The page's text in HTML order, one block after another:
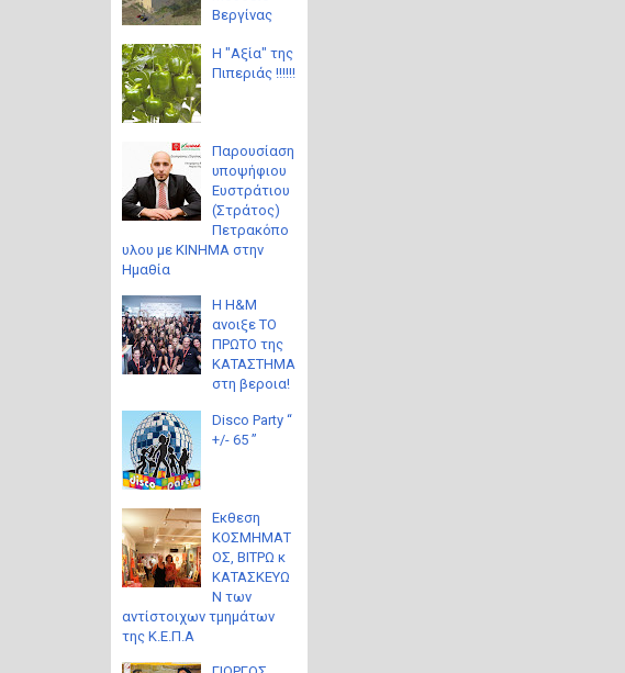
Βεργίνας
Η "Αξία" της
Πιπεριάς !!!!!!
Παρουσίαση
υποψήφιου
Ευστράτιου
(Στράτος)
Πετρακόπο
υλου με ΚΙΝΗΜΑ στην
Ημαθία
Η H&M
ανοιξε ΤΟ
ΠΡΩΤΟ της
ΚΑΤΑΣΤΗΜΑ
στη βεροια!
Disco Party “
+/- 65 ”
Eκθεση
ΚΟΣΜΗΜΑΤ
ΟΣ, ΒΙΤΡΩ κ
ΚΑΤΑΣΚΕΥΩ
Ν των
αντίστοιχων τμημάτων
της Κ.Ε.Π.Α